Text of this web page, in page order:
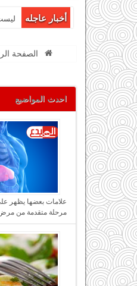
أخبار عاجله
الصفحة
احدث المواضيع
علامات بعضها يظهر
مرحلة متقدمة من مرض